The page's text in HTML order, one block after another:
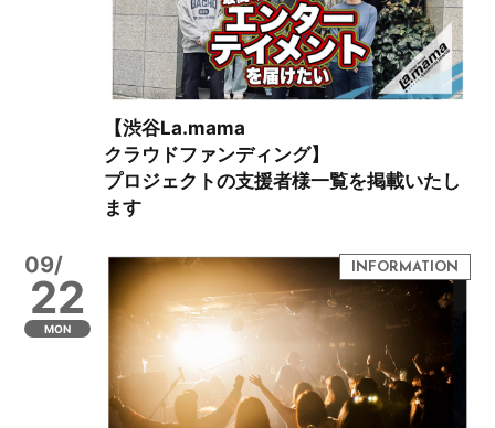
【渋谷La.mama
クラウドファンディング】
プロジェクトの支援者様一覧を掲載いたし
ます
09/
22
MON